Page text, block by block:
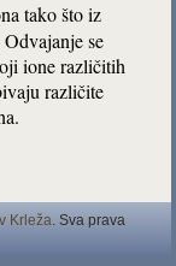
tako što iz
se
ione različitih
različite
Krleža. Sva prava